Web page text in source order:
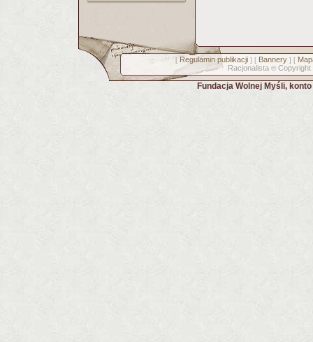
[ Regulamin publikacji] [ Bannery] [
Racjonalista © Copyright
Fundacja Wolnej Myśli,